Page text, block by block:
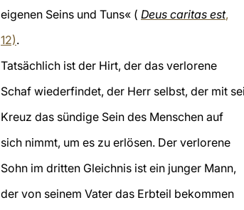
eigenen Seins und Tuns« ( Deus caritas est,
12).
Tatsächlich ist der Hirt, der das verlorene
Schaf wiederfindet, der Herr selbst, der mit
Kreuz das sündige Sein des Menschen auf
sich nimmt, um es zu erlösen. Der verlorene
Sohn im dritten Gleichnis ist ein junger Mann,
der von seinem Vater das Erbteil bekommen